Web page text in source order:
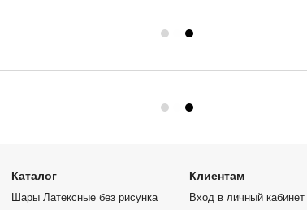
Каталог
Шары Латексные без рисунка
Клиентам
Вход в личный кабинет